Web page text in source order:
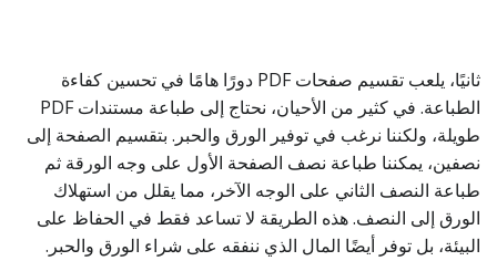
ثانيًا، يلعب تقسيم صفحات PDF دورًا هامًا في تحسين كفاءة
الطباعة. في كثير من الأحيان، نحتاج إلى طباعة مستندات PDF
طويلة، ولكننا نرغب في توفير الورق والحبر. بتقسيم الصفحة إلى
نصفين، يمكننا طباعة نصف الصفحة الأول على وجه الورقة ثم
طباعة النصف الثاني على الوجه الآخر، مما يقلل من استهلاك
الورق إلى النصف. هذه الطريقة لا تساعد فقط في الحفاظ على
البيئة، بل توفر أيضًا المال الذي ننفقه على شراء الورق والحبر.